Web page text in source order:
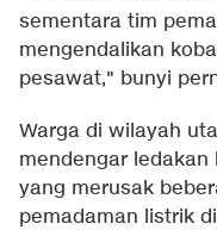
sementara tim
mengendalikan
pesawat," bunyi
Warga di wilayah
mendengar
yang merusak
pemadaman listrik